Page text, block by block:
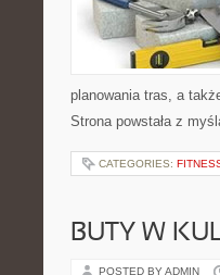
planowania tras, a
Strona powstała z
CATEGORIES:
BUTY W
POSTED BY ADMIN